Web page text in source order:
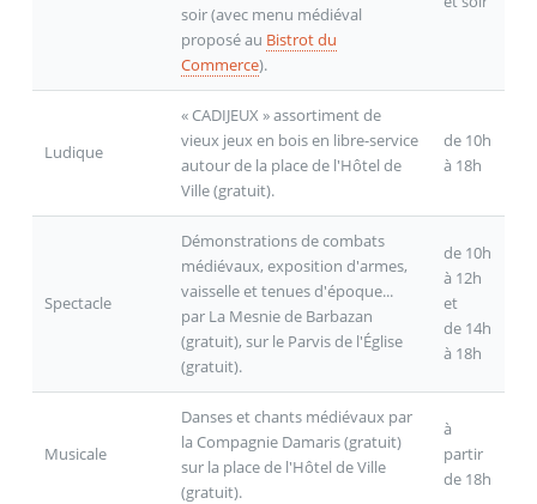
soir (avec menu médiéval
proposé au Bistrot du
Commerce).
Ludique
« CADIJEUX » assortiment de
vieux jeux en bois en libre-service
autour de la place de l'Hôtel de
Ville (gratuit).
de 10h
à 18h
Spectacle
Démonstrations de combats
médiévaux, exposition d'armes,
vaisselle et tenues d'époque...
par La Mesnie de Barbazan
(gratuit), sur le Parvis de l'Église
(gratuit).
de 10h
à 12h
et
de 14h
à 18h
Musicale
Danses et chants médiévaux par
la Compagnie Damaris (gratuit)
sur la place de l'Hôtel de Ville
(gratuit).
à
partir
de 18h